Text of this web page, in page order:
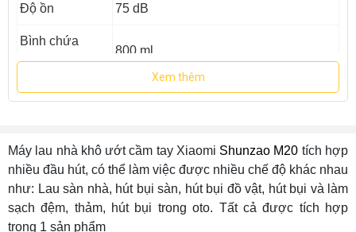
Độ ồn 75 dB
Bình chứa
nước sạch
800 ml
Bình chứa
700 ml
Trọng lượng ở
chế độ lau sàn
5 Kg
Trọng lượng ở
chế độ hút
3 Kg
Xem thêm
Máy lau nhà khô ướt cầm tay Xiaomi Shunzao M20 tích hợp
nhiều đầu hút, có thể làm việc được nhiều chế độ khác nhau
như: Lau sàn nhà, hút bụi sàn, hút bụi đồ vật, hút bụi và làm
sạch đệm, thảm, hút bụi trong oto. Tất cả được tích hợp
trong 1 sản phẩm